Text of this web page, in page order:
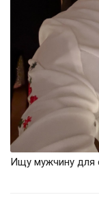
Ищу мужчину для